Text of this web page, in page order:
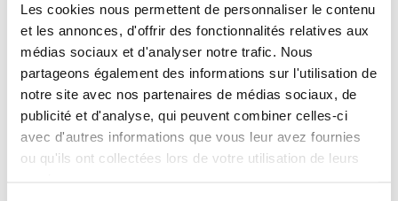
Les cookies nous permettent de personnaliser le contenu
et les annonces, d'offrir des fonctionnalités relatives aux
médias sociaux et d'analyser notre trafic. Nous
partageons également des informations sur l'utilisation de
notre site avec nos partenaires de médias sociaux, de
publicité et d'analyse, qui peuvent combiner celles-ci
avec d'autres informations que vous leur avez fournies
ou qu'ils ont collectées lors de votre utilisation de leurs